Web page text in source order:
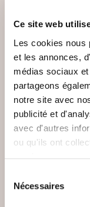
Ce site web
Les cookies nous
et les annonces,
médias sociaux
partageons
notre site avec
publicité et
avec d'autres
ou qu'ils ont
Nécessaires
LE MIROIR DE